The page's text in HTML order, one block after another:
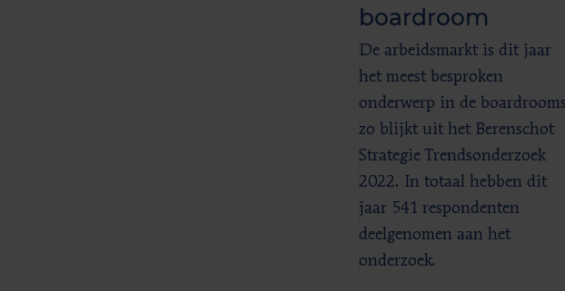
boardroom
De arbeidsmarkt is dit jaar
het meest besproken
onderwerp in de
zo blijkt uit het Berenschot
Strategie Trendsonderzoek
2022. In totaal hebben dit
jaar 541 respondenten
deelgenomen aan het
onderzoek.